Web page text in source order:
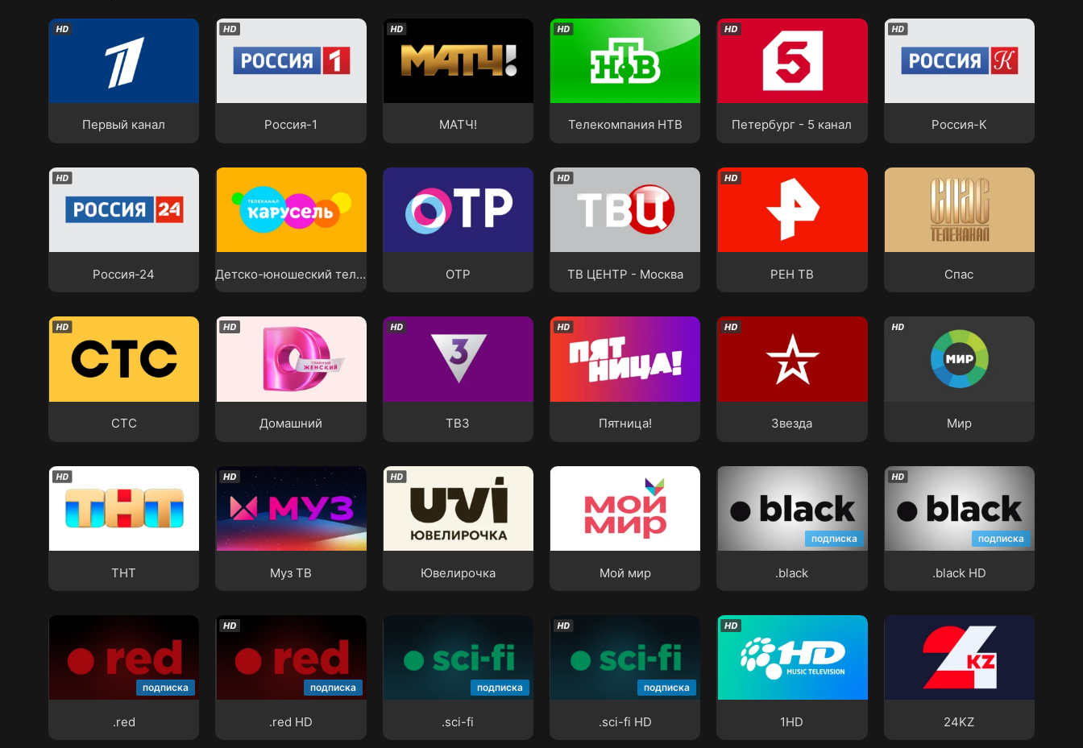
Первый канал
Первый канал Россия-1 МАТЧ! Телекомпания НТВ
Петербург - 5 канал
Петербург - 5 канал Россия-К
Россия-24
Детско-юношеский
Детско-юношеский телеканал «Карусель» ОТР ТВ ЦЕНТР - Москва РЕН ТВ Спас
СТС
Домашний
Домашний ТВ3 Пятница! Звезда Мир
ТНТ
Муз ТВ
Муз ТВ
Ювелирочка
Ювелирочка Мой мир
подписка
.black
подписка
.black HD
подписка
.red
подписка
.red HD
подписка
.sci-fi
подписка
.sci-fi HD 1HD 24KZ